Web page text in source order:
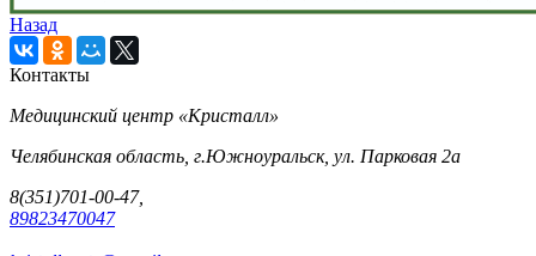
Назад
Контакты
Медицинский центр «Кристалл»
Челябинская область, г.Южноуральск, ул. Парковая 2а
8(351)701-00-47,
89823470047